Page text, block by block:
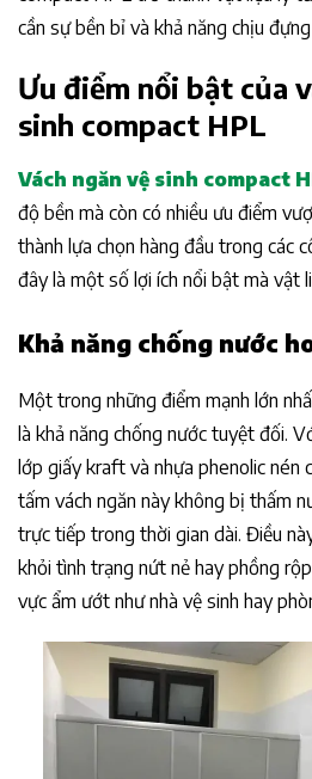
cần sự bền bỉ và khả năng chịu
Ưu điểm nổi bật của
sinh compact HPL
Vách ngăn vệ sinh compact
độ bền mà còn có nhiều ưu điểm
thành lựa chọn hàng đầu trong các
đây là một số lợi ích nổi bật mà vật
Khả năng chống nước
Một trong những điểm mạnh lớn
là khả năng chống nước tuyệt đối.
lớp giấy kraft và nhựa phenolic nén
tấm vách ngăn này không bị thấm
trực tiếp trong thời gian dài. Điều
khỏi tình trạng nứt nẻ hay phồng
vực ẩm ướt như nhà vệ sinh hay